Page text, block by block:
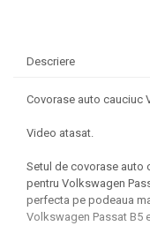
Suporti Pahar Auto
Suporti Telefon Auto
Tetiera Auto
Descriere
Covorase auto cauciuc
Video atasat.
Setul de covorase auto
pentru Volkswagen
perfecta pe podeaua
Volkswagen Passat B5